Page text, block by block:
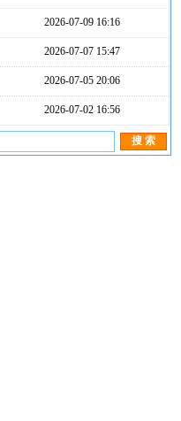
2026-07-09 16:16
2026-07-07 15:47
2026-07-05 20:06
2026-07-02 16:56